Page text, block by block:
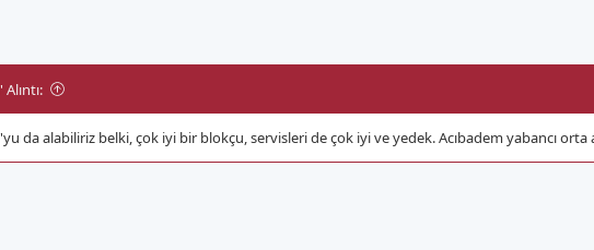
da alabiliriz belki, çok iyi bir blokçu, servisleri de çok iyi ve yedek. Acıbadem yabancı orta